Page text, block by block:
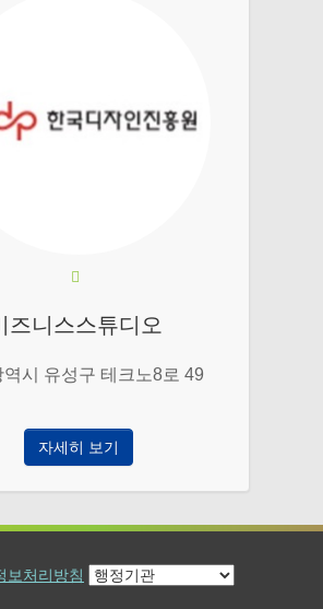
즈니스스튜디오
역시 유성구 테크노8로 49
자세히 보기
보처리방침